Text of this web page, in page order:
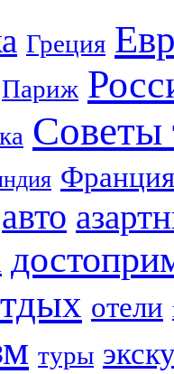
Греция
Париж
Советы
Франция
авто
отели
туры